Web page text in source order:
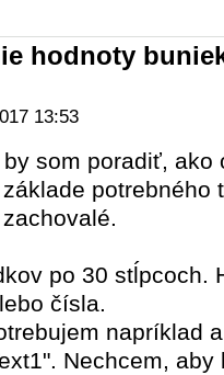
hodnoty
13:53
som poradiť, ako
potrebného
po 30 stĺpcoch.
čísla.
napríklad
Nechcem,